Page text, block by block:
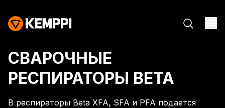
СВАРОЧНЫЕ
РЕСПИРАТОРЫ BETA
В респираторы Beta XFA, SFA и PFA подается